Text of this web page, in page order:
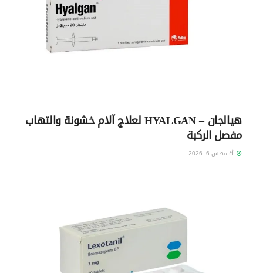
هيالجان – HYALGAN لعلاج آلام خشونة والتهاب
مفصل الركبة
أغسطس 6, 2026